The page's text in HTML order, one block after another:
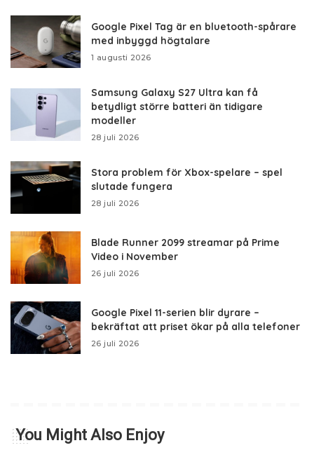
Google Pixel Tag är en bluetooth-spårare
med inbyggd högtalare
1 augusti 2026
Samsung Galaxy S27 Ultra kan få
betydligt större batteri än tidigare
modeller
28 juli 2026
Stora problem för Xbox-spelare – spel
slutade fungera
28 juli 2026
Blade Runner 2099 streamar på Prime
Video i November
26 juli 2026
Google Pixel 11-serien blir dyrare –
bekräftat att priset ökar på alla telefoner
26 juli 2026
You Might Also Enjoy